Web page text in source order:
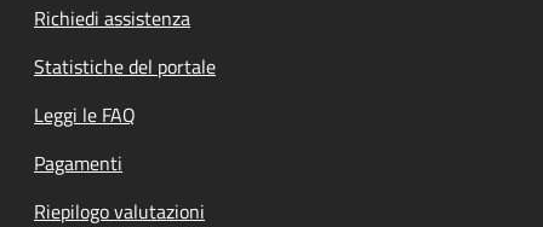
Richiedi assistenza
Statistiche del portale
Leggi le FAQ
Pagamenti
Riepilogo valutazioni